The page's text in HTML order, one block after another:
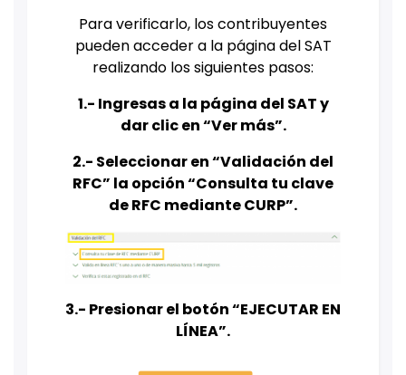
Para verificarlo, los contribuyentes
pueden acceder a la página del SAT
realizando los siguientes pasos:
1.- Ingresas a la página del SAT y
dar clic en “Ver más”.
2.- Seleccionar en “Validación del
RFC” la opción “Consulta tu clave
de RFC mediante CURP”.
3.- Presionar el botón “EJECUTAR EN
LÍNEA”.